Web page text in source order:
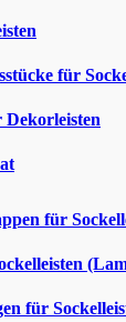
für
für
für